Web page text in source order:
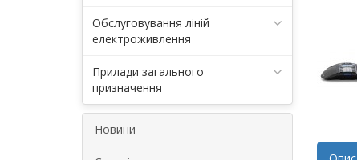
Обслуговування ліній
електроживлення
Прилади загального
призначення
Новини